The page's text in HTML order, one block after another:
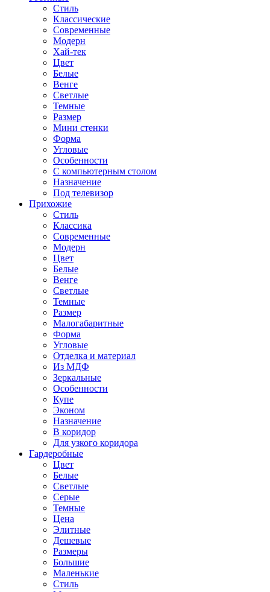
Стиль
Классические
Современные
Модерн
Хай-тек
Цвет
Белые
Венге
Светлые
Темные
Размер
Мини стенки
Форма
Угловые
Особенности
С компьютерным столом
Назначение
Под телевизор
Прихожие
Стиль
Классика
Современные
Модерн
Цвет
Белые
Венге
Светлые
Темные
Размер
Малогабаритные
Форма
Угловые
Отделка и материал
Из МДФ
Зеркальные
Особенности
Купе
Эконом
Назначение
В коридор
Для узкого коридора
Гардеробные
Цвет
Белые
Светлые
Серые
Темные
Цена
Элитные
Дешевые
Размеры
Большие
Маленькие
Стиль